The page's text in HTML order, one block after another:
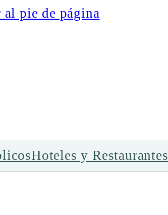
al pie de página
Hoteles y Restaurantes